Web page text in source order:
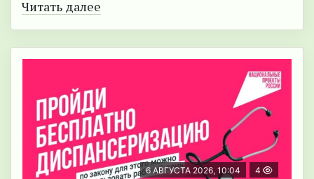
Читать далее
6 АВГУСТА 2026, 10:04 4